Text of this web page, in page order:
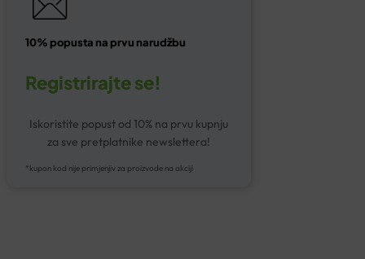
10% popusta na prvu narudžbu
Registrirajte se!
Iskoristite popust od 10% na prvu kupnju
za sve pretplatnike newslettera!
*kupon kod nije primjenjiv za proizvode na akciji